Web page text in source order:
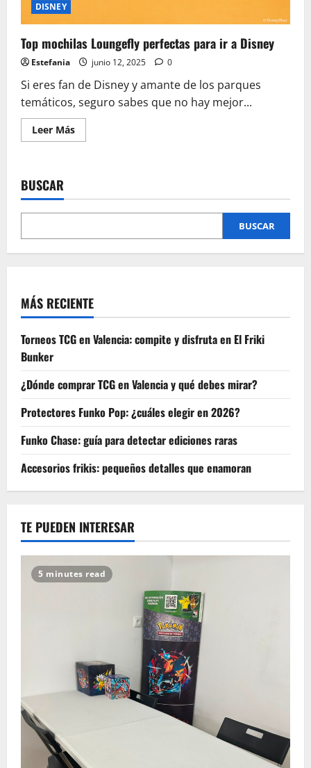
DISNEY
Top mochilas Loungefly perfectas para ir a Disney
Estefania junio 12, 2025 0
Si eres fan de Disney y amante de los parques
temáticos, seguro sabes que no hay mejor...
Leer MásLeer
más
perfectas
ir
Disney
BUSCAR
BUSCAR
MÁS RECIENTE
Torneos TCG en Valencia: compite y disfruta en El Friki
Bunker
¿Dónde comprar TCG en Valencia y qué debes mirar?
Protectores Funko Pop: ¿cuáles elegir en 2026?
Funko Chase: guía para detectar ediciones raras
Accesorios frikis: pequeños detalles que enamoran
TE PUEDEN INTERESAR
5 minutes read